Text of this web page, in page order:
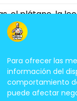
Para ofrecer las
información del
comportamiento
puede afectar
el plátano, la
una
y
5 minutos.